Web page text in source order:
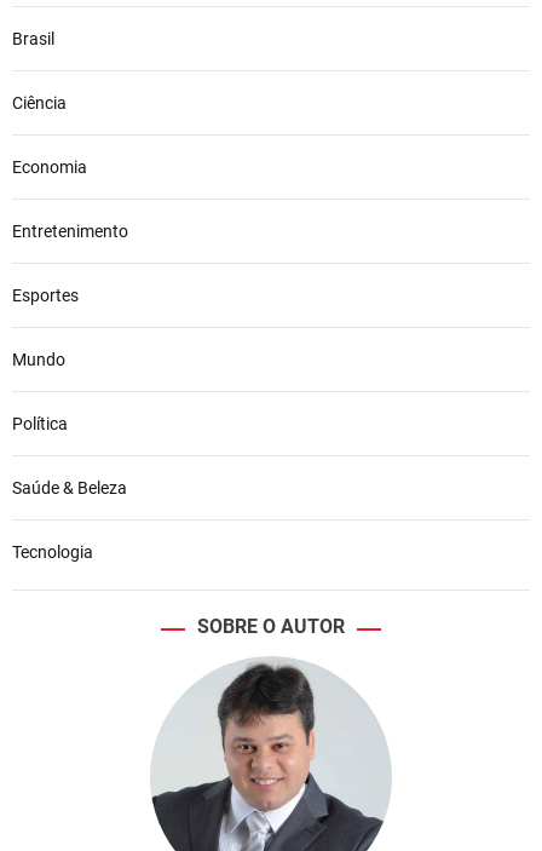
Brasil
Ciência
Economia
Entretenimento
Esportes
Mundo
Política
Saúde & Beleza
Tecnologia
SOBRE O AUTOR